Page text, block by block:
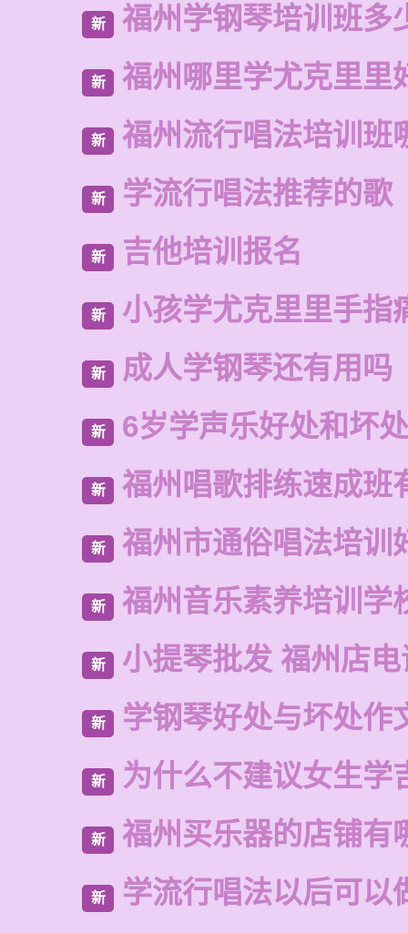
新 福州学钢琴培训班多
新 福州哪里学尤克里里
新 福州流行唱法培训班
新 学流行唱法推荐的歌
新 吉他培训报名
新 小孩学尤克里里手指
新 成人学钢琴还有用吗
新 6岁学声乐好处和坏处
新 福州唱歌排练速成班
新 福州市通俗唱法培训
新 福州音乐素养培训学
新 小提琴批发 福州店
新 学钢琴好处与坏处作
新 为什么不建议女生学
新 福州买乐器的店铺有
新 学流行唱法以后可以